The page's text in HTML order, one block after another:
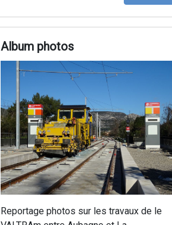
Album photos
Reportage photos sur les travaux de le